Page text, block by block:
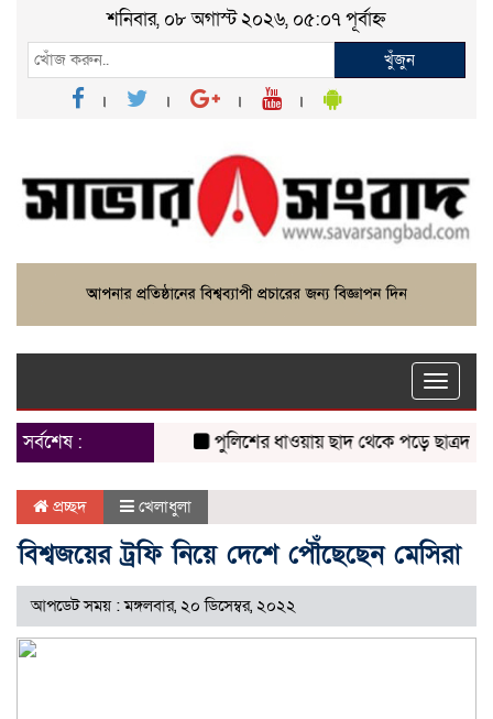
শনিবার, ০৮ অগাস্ট ২০২৬, ০৫:০৭ পূর্বাহ্ন
খুঁজুন
Toggle
সর্বশেষ :
পুলিশের ধাওয়ায় ছাদ থেকে পড়ে ছাত্রদল
প্রচ্ছদ খেলাধুলা
বিশ্বজয়ের ট্রফি নিয়ে দেশে পৌঁছেছেন মেসিরা
আপডেট সময় : মঙ্গলবার, ২০ ডিসেম্বর, ২০২২